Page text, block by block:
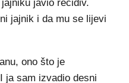
javio recidiv.
jajnik i da mu se lijevi
ono što je
ja sam izvadio desni